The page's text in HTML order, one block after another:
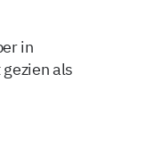
in
als